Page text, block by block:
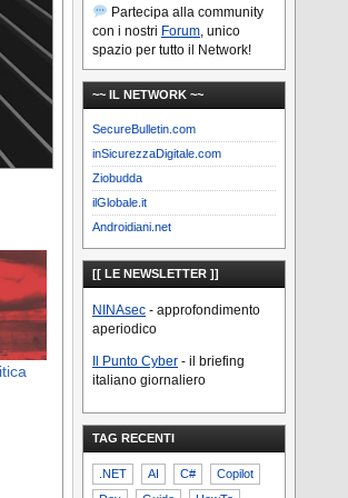
Partecipa alla community
con i nostri Forum, unico
spazio per tutto il Network!
~~ IL NETWORK ~~
SecureBulletin.com
inSicurezzaDigitale.com
Ziobudda
ilGlobale.it
Androidiani.net
[[ LE NEWSLETTER ]]
NINAsec - approfondimento
aperiodico
Il Punto Cyber - il briefing
italiano giornaliero
TAG RECENTI
.NET AI C#
Copilot